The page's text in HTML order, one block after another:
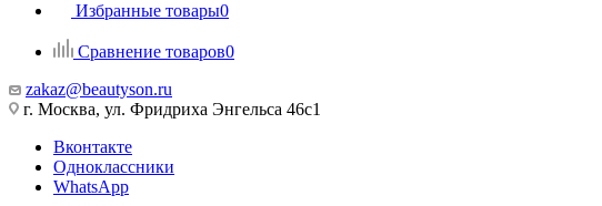
Избранные товары0
Сравнение товаров0
zakaz@beautyson.ru
г. Москва, ул. Фридриха Энгельса 46с1
Вконтакте
Одноклассники
WhatsApp